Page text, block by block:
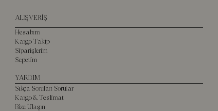
ALIŞVERİŞ
Hesabım
Kargo Takip
Siparişlerim
Sepetim
YARDIM
Sıkça Sorulan Sorular
Kargo & Teslimat
Bize Ulaşın